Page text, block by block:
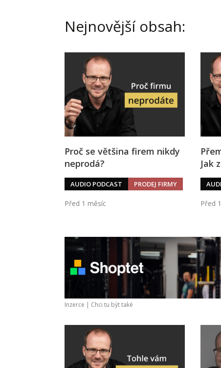
Nejnovější obsah:
Proč se většina firem nikdy
neprodá?
AUDIO PODCAST PRODEJ FIRMY
Před 1 měsíc
Jak
Před
Inzerce | Chci tu být také